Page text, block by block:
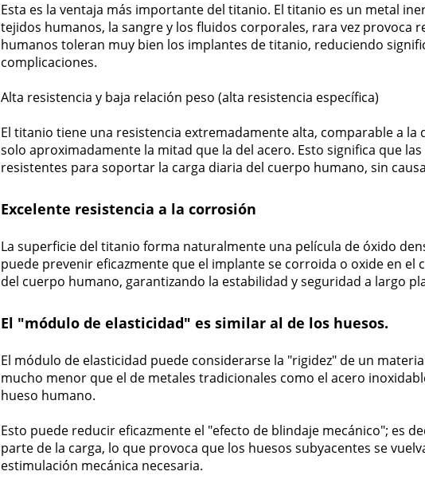
Esta es la ventaja más importante del titanio. El titanio es un metal
tejidos humanos, la sangre y los fluidos corporales, rara vez provoca
humanos toleran muy bien los implantes de titanio, reduciendo
complicaciones.
Alta resistencia y baja relación peso (alta resistencia específica)
El titanio tiene una resistencia extremadamente alta, comparable a la
solo aproximadamente la mitad que la del acero. Esto significa que
resistentes para soportar la carga diaria del cuerpo humano, sin
Excelente resistencia a la corrosión
La superficie del titanio forma naturalmente una película de óxido
puede prevenir eficazmente que el implante se corroida o oxide en
del cuerpo humano, garantizando la estabilidad y seguridad a largo
El "módulo de elasticidad" es similar al de los huesos.
El módulo de elasticidad puede considerarse la "rigidez" de un
mucho menor que el de metales tradicionales como el acero
hueso humano.
Esto puede reducir eficazmente el "efecto de blindaje mecánico"; es
parte de la carga, lo que provoca que los huesos subyacentes se
estimulación mecánica necesaria.